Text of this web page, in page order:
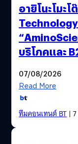
อายิโนะโมะ
บริโภคและ
07/08/2026
Read More
ทีมคอนเทนต์ BT|